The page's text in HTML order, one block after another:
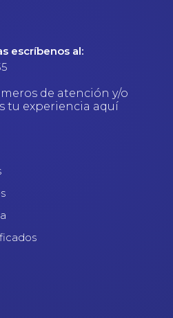
escríbenos al:
de atención y/o
tu experiencia aquí